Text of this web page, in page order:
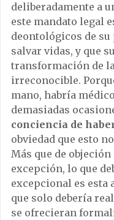
deliberadamente a
este mandato legal
deontológicos de
salvar vidas, y que
transformación de
irreconocible.
mano, habría
demasiadas
conciencia de
obviedad que esto
Más que de
excepción, lo que
excepcional es esta
que solo debería
se ofrecieran